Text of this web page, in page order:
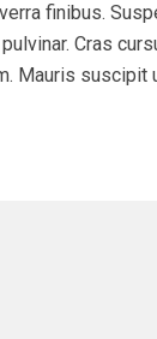
finibus.
Cras
Mauris suscipit